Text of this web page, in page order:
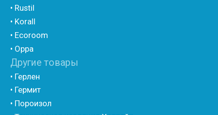
• Ultima
• Дихтунгсбанд
• Уголки
• Евроблок ИзоТехпро
• Евроблок Isodom
• Евроблок Penoterm
• Евроблок Порилекс
• Евроблок Стенофон